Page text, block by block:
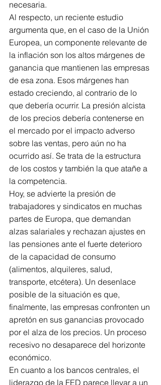
necesaria.
Al respecto, un reciente estudio
argumenta que, en el caso de la Unión
Europea, un componente relevante de
la inflación son los altos márgenes de
ganancia que mantienen las empresas
de esa zona. Esos márgenes han
estado creciendo, al contrario de lo
que debería ocurrir. La presión alcista
de los precios debería contenerse en
el mercado por el impacto adverso
sobre las ventas, pero aún no ha
ocurrido así. Se trata de la estructura
de los costos y también la que atañe a
la competencia.
Hoy, se advierte la presión de
trabajadores y sindicatos en muchas
partes de Europa, que demandan
alzas salariales y rechazan ajustes en
las pensiones ante el fuerte deterioro
de la capacidad de consumo
(alimentos, alquileres, salud,
transporte, etcétera). Un desenlace
posible de la situación es que,
finalmente, las empresas confronten un
apretón en sus ganancias provocado
por el alza de los precios. Un proceso
recesivo no desaparece del horizonte
económico.
En cuanto a los bancos centrales, el
liderazgo de la FED parece llevar a un